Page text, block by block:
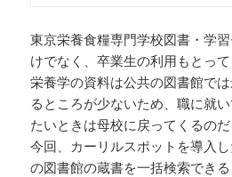
東京栄養食糧専門学校図書・学
けでなく、卒業生の利用もとっ
栄養学の資料は公共の図書館で
るところが少ないため、職に就
たいときは母校に戻ってくるのだ
今回、カーリルスポットを導入
の図書館の蔵書を一括検索でき